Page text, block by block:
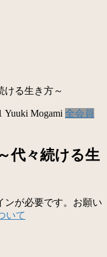
ける生き方～
Yuuki Mogami 全会員
代々続ける生
ンが必要です。お願い
いて